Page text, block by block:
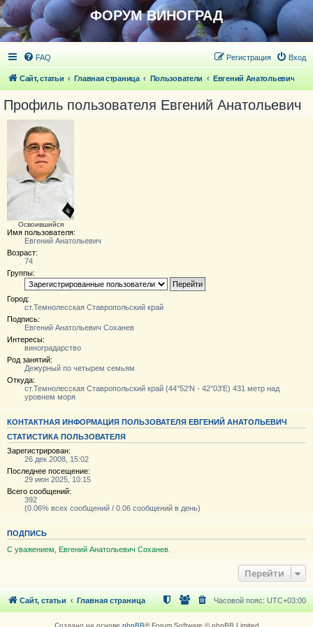
ФОРУМ ВИНОГРАД
FAQ Вход
Регистрация
Сайт, статьи Главная страница Пользователи Евгений Анатольевич
Профиль пользователя Евгений Анатольевич
Освоившийся
Имя пользователя:
Евгений Анатольевич
Возраст:
74
Группы:
Город:
ст.Темнолесская Ставропольский край
Подпись:
Евгений Анатольевич Соханев
Интересы:
виноградарство
Род занятий:
Дежурный по четырем семьям
Откуда:
ст.Темнолесская Ставропольский край (44°52'N - 42°03'E) 431 метр над
уровнем моря
КОНТАКТНАЯ ИНФОРМАЦИЯ ПОЛЬЗОВАТЕЛЯ ЕВГЕНИЙ АНАТОЛЬЕВИЧ
СТАТИСТИКА ПОЛЬЗОВАТЕЛЯ
Зарегистрирован:
26 дек 2008, 15:02
Последнее посещение:
29 июн 2025, 10:15
Всего сообщений:
392
(0.06% всех сообщений / 0.06 сообщений в день)
ПОДПИСЬ
С уважением, Евгений Анатольевич Соханев.
Перейти
Сайт, статьи Главная страница Часовой пояс: UTC+03:00